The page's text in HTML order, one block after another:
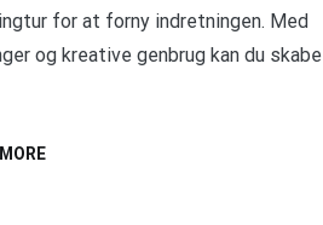
for at forny indretningen. Med
og kreative genbrug kan du skabe